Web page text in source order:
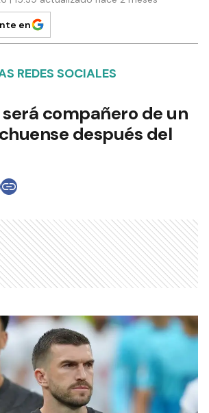
en
REDES SOCIALES
compañero de un
después del